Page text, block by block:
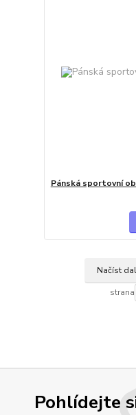
Pánská sportovní
Načíst
strana
Pohlídejte